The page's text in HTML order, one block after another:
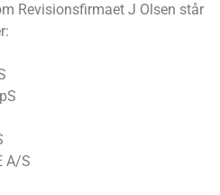
Revisionsfirmaet J Olsen står
A/S